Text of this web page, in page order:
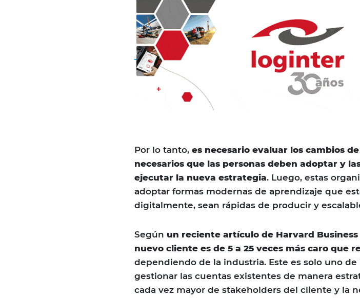
Por lo tanto, es necesario evaluar los cambios
necesarios que las personas deben adoptar y
ejecutar la nueva estrategia. Luego, estas
adoptar formas modernas de aprendizaje que
digitalmente, sean rápidas de producir y
Según un reciente artículo de Harvard
nuevo cliente es de 5 a 25 veces más caro que
dependiendo de la industria. Este es solo uno
gestionar las cuentas existentes de manera
cada vez mayor de stakeholders del cliente y la